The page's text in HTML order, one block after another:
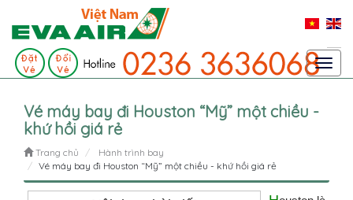
Vé máy bay đi Houston “Mỹ” một chiều -
khứ hồi giá rẻ
Trang chủ
Hành trình bay
Vé máy bay đi Houston “Mỹ” một chiều - khứ hồi giá rẻ